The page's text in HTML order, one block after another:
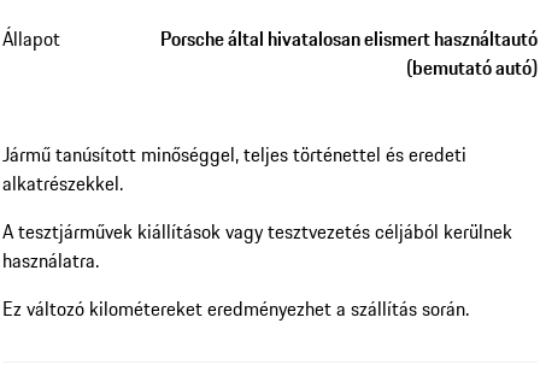
Állapot
Porsche által hivatalosan elismert használtautó
(bemutató autó)
Jármű tanúsított minőséggel, teljes történettel és eredeti
alkatrészekkel.
A tesztjárművek kiállítások vagy tesztvezetés céljából kerülnek
használatra.
Ez változó kilométereket eredményezhet a szállítás során.